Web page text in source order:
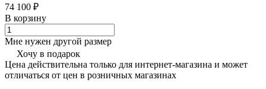
74 100 ₽
В корзину
Мне нужен другой размер
Хочу в подарок
Цена действительна только для интернет-магазина и может
отличаться от цен в розничных магазинах